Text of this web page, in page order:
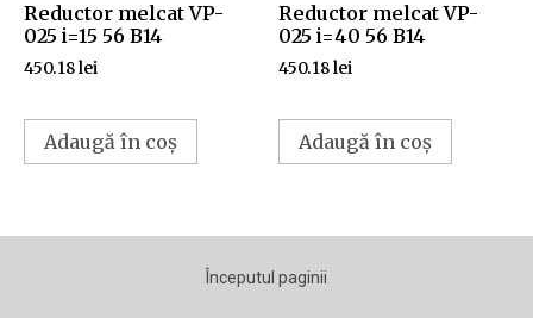
Reductor melcat VP-
025 i=15 56 B14
450.18lei
Adaugă în coș
Reductor melcat VP-
025 i=40 56 B14
450.18lei
Adaugă în coș
Începutul paginii